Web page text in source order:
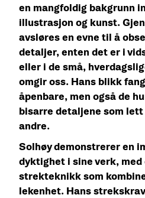
en mangfoldig bakgrunn
illustrasjon og kunst.
avsløres en evne til å
detaljer, enten det er i
eller i de små,
omgir oss. Hans blikk
åpenbare, men også de
bisarre detaljene som lett
andre.
Solhøy demonstrerer en
dyktighet i sine verk,
strekteknikk som
lekenhet. Hans